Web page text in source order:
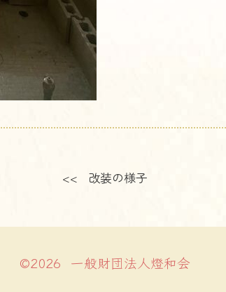
<< 改装の様子
©2026 一般財団法人燈和会